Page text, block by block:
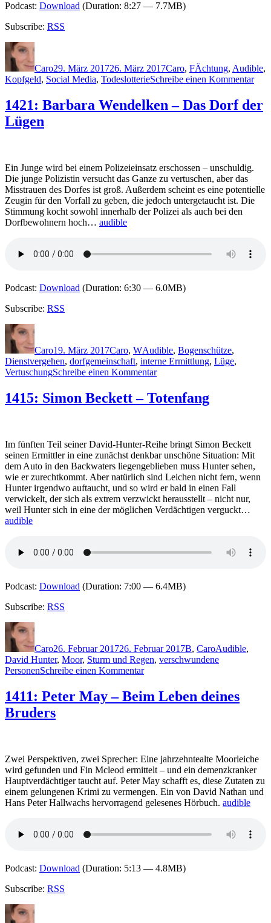
Podcast: Download (Duration: 8:27 — 7.7MB)
Subscribe: RSS
Autor
Caro29. März 201726. März 2017Caro, FÄchtung, Audible,
Kopfgeld, Social Media, TodeslotterieSchreibe einen Kommentarzu
1421: Barbara Wendelken – Das Dorf der
Lügen
Ein Junge wird bei einem Polizeieinsatz erschossen – unschuldig.
Die junge Polizistin versucht das Ganze zu vertuschen, aber das
Misstrauen des Dorfes ist groß. Außerdem scheint es eine potentielle
Zeugin für den Vorfall zu geben, die jedoch untergetaucht ist. Die
Stimmung kocht sowohl innerhalb der Polizei als auch bei den
Dorfbewohnern hoch… audible
Podcast: Download (Duration: 6:30 — 6.0MB)
Subscribe: RSS
Autor
Caro19. März 2017Caro, WAudible, Bogenschütze,
Dienstvergehen, dorfgemeinschaft, interne Ermittlung, Lüge,
VertuschungSchreibe einen Kommentarzu
Barbara
Wendelken
der
Lügen
1415: Simon Beckett – Totenfang
Im fünften Teil seiner David-Hunter-Reihe bringt Simon Beckett
seinen Ermittler in eine zunächst denkbar unschöne Situation: Mit
dem Auto in den Backwaters liegengeblieben muss Hunter sehen,
wie er zurechtkommt. Aber natürlich sind Leichen nicht fern, wenn
Hunter irgendwo auftaucht, und so wird er bald in einen Fall
verwickelt, der sich als extrem verzwickt herausstellt – nicht nur,
weil Hunter sich in eine der möglichen Verdächtigen verguckt…
audible
Podcast: Download (Duration: 7:00 — 6.4MB)
Subscribe: RSS
Autor
Caro26. Februar 201726. Februar 2017B, CaroAudible,
David Hunter, Moor, Sturm und Regen, verschwundene
PersonenSchreibe einen Kommentarzu
Simon
Beckett
1411: Peter May – Beim Leben deines
Bruders
Zwei Perspektiven, zwei Sprecher: Eine jahrzehntealte Moorleiche
wird gefunden und Fin Mcleod ermittelt – und ein demenzkranker
Hauptverdächtiger taucht auf. Peter May schafft es, diese Zutaten zu
einem gelungenen Krimi zu vermengen. Ein von David Nathan und
Hans Peter Hallwachs hervorragend gelesenes Hörbuch. audible
Podcast: Download (Duration: 5:13 — 4.8MB)
Subscribe: RSS
Autor